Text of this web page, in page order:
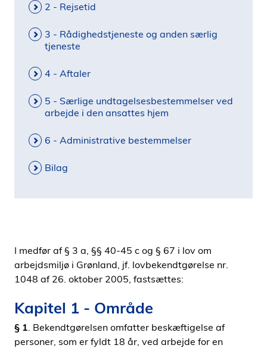
2 - Rejsetid
3 - Rådighedstjeneste og anden særlig
tjeneste
4 - Aftaler
5 - Særlige undtagelsesbestemmelser ved
arbejde i den ansattes hjem
6 - Administrative bestemmelser
Bilag
I medfør af § 3 a, §§ 40-45 c og § 67 i lov om
arbejdsmiljø i Grønland, jf. lovbekendtgørelse nr.
1048 af 26. oktober 2005, fastsættes:
Kapitel 1 - Område
§ 1. Bekendtgørelsen omfatter beskæftigelse af
personer, som er fyldt 18 år, ved arbejde for en